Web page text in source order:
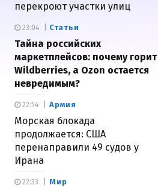
перекроют участки улиц
Статьи
Тайна российских
маркетплейсов: почему горит
Wildberries, а Ozon остается
невредимым?
23:04
Армия
Морская блокада
продолжается: США
перенаправили 49 судов у
Ирана
22:54
Мир
22:33